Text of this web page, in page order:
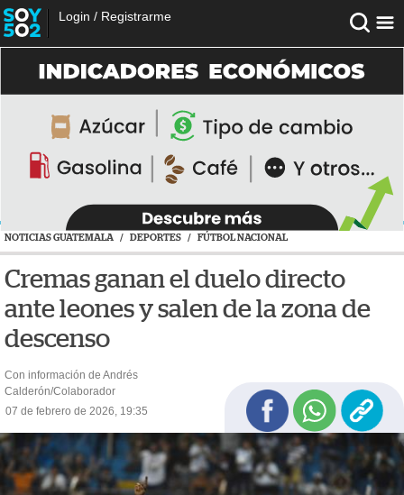
Login / Registrarme
NOTICIAS GUATEMALA / DEPORTES / FÚTBOL NACIONAL
Cremas ganan el duelo directo
ante leones y salen de la zona de
descenso
Con información de Andrés
Calderón/Colaborador
07 de febrero de 2026, 19:35